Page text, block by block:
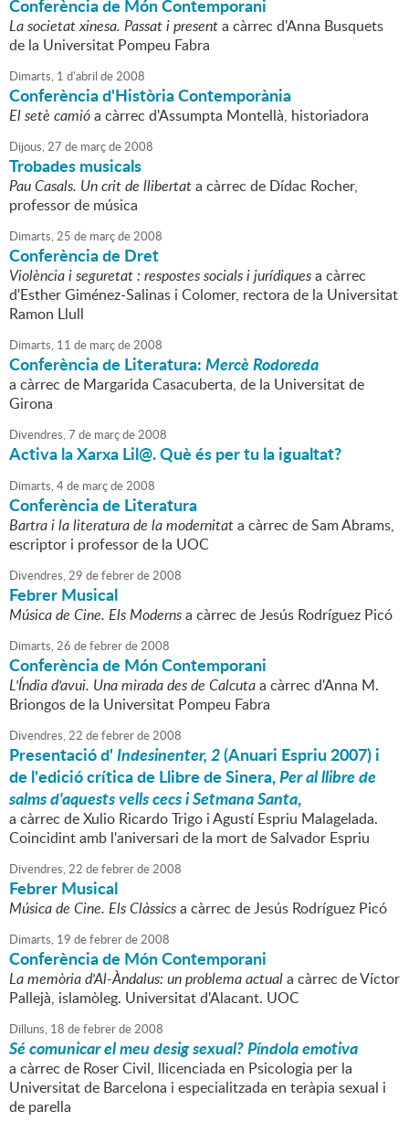
Conferència de Món Contemporani
La societat xinesa. Passat i presenta càrrec d'Anna Busquets
de la Universitat Pompeu Fabra
Dimarts, 1 d'abril de2008
Conferència d'Història Contemporània
El setè camióa càrrec d'Assumpta Montellà, historiadora
Dijous,27 de marçde2008
Trobades musicals
Pau Casals. Un crit de llibertata càrrec de Dídac Rocher,
professor de música
Dimarts,25 de marçde2008
Conferència de Dret
Violència i seguretat : respostes socials i jurídiquesa càrrec
d'Esther Giménez-Salinas i Colomer, rectora de la Universitat
Ramon Llull
Dimarts, 11 de marçde2008
Conferència de Literatura:Mercè Rodoreda
a càrrec de Margarida Casacuberta, de la Universitat de
Girona
Divendres,7 de marçde2008
Activa la Xarxa Lil@. Què és per tu la igualtat?
Dimarts,4de marçde2008
Conferència de Literatura
Bartra i la literatura de la modernitata càrrec de Sam Abrams,
escriptor i professor de la UOC
Divendres,29 defebrerde2008
Febrer Musical
Música de Cine. Els Modernsa càrrec de Jesús Rodríguez Picó
Dimarts,26 defebrerde2008
Conferència de Món Contemporani
L'Índia d'avui. Una mirada des de Calcutaa càrrec d'Anna M.
Briongos de la Universitat Pompeu Fabra
Divendres,22 defebrerde2008
Presentació d'Indesinenter, 2(Anuari Espriu 2007) i
de l'edició crítica de Llibre de Sinera,Per al llibre de
salms d'aquests vells cecs i Setmana Santa,
a càrrec de Xulio Ricardo Trigo i Agustí Espriu Malagelada.
Coincidint amb l'aniversari de la mort de Salvador Espriu
Divendres,22 defebrerde2008
Febrer Musical
Música de Cine. Els Clàssicsa càrrec de Jesús Rodríguez Picó
Dimarts, 19 defebrerde2008
Conferència de Món Contemporani
La memòria d'Al-Àndalus: un problema actuala càrrec de Víctor
Pallejà, islamòleg. Universitat d'Alacant. UOC
Dilluns, 18 defebrerde2008
Sé comunicar el meu desig sexual? Píndola emotiva
a càrrec de Roser Civil, llicenciada en Psicologia per la
Universitat de Barcelona i especialitzada en teràpia sexual i
de parella